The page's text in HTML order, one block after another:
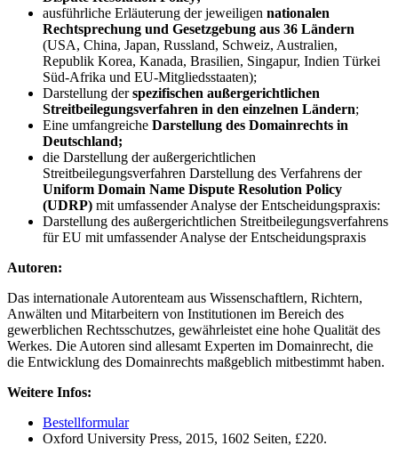
ausführliche Erläuterung der jeweiligen nationalen
Rechtsprechung und Gesetzgebung aus 36 Ländern
(USA, China, Japan, Russland, Schweiz, Australien,
Republik Korea, Kanada, Brasilien, Singapur, Indien Türkei
Süd-Afrika und EU-Mitgliedsstaaten);
Darstellung derspezifischen außergerichtlichen
Streitbeilegungsverfahren in den einzelnen Ländern;
Eine umfangreiche Darstellung des Domainrechts in
Deutschland;
die Darstellung der außergerichtlichen
Streitbeilegungsverfahren Darstellung des Verfahrens der
Uniform Domain Name Dispute Resolution Policy
(UDRP) mit umfassender Analyse der Entscheidungspraxis:
Darstellung des außergerichtlichen Streitbeilegungsverfahrens
für EU mit umfassender Analyse der Entscheidungspraxis
Autoren:
Das internationale Autorenteam aus Wissenschaftlern, Richtern,
Anwälten und Mitarbeitern von Institutionen im Bereich des
gewerblichen Rechtsschutzes, gewährleistet eine hohe Qualität des
Werkes. Die Autoren sind allesamt Experten im Domainrecht, die
die Entwicklung des Domainrechts maßgeblich mitbestimmt haben.
Weitere Infos:
Bestellformular
Oxford University Press, 2015, 1602 Seiten, £220.